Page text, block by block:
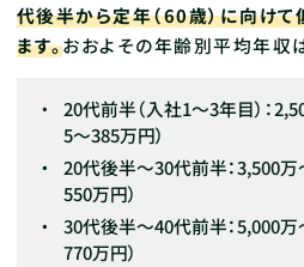
代後半から定年（60歳）に向け
ます。おおよその年齢別平均年収
20代前半（入社1〜3年目）：
5〜385万円）
20代後半〜30代前半：3,500万
550万円）
30代後半〜40代前半：5,000万
770万円）